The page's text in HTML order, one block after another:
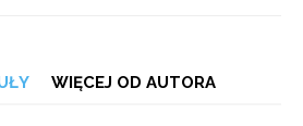
WIĘCEJ OD AUTORA